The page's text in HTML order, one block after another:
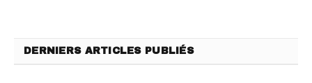
DERNIERS ARTICLES PUBLIÉS